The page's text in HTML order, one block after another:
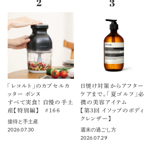
「レコルト」のカプセルカ
ッター ボンヌ
すべて実食！ 自慢の手土
産【特別編】 ＃166
接待と手土産
2026.07.30
日焼け対策からアフター
ケアまで。「夏ゴルフ」必
携の美容アイテム
【第3回 イソップのボディ
クレンザー】
週末の過ごし方
2026.07.29